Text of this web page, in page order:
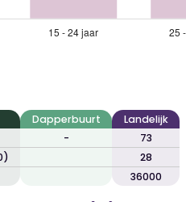
Dapperbuurt
Landelijk
-
73
28
36000